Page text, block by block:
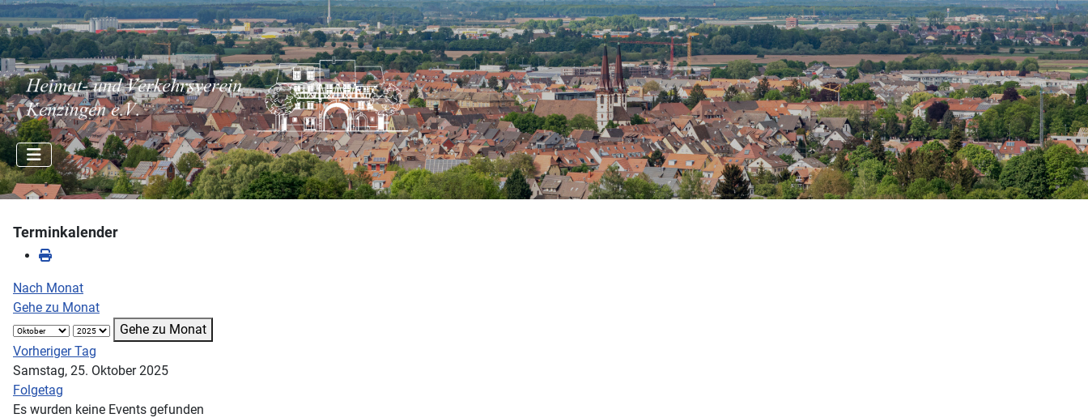
Terminkalender
Nach Monat
Gehe zu Monat
Gehe zu Monat
Vorheriger Tag
Samstag, 25. Oktober 2025
Folgetag
Es wurden keine Events gefunden